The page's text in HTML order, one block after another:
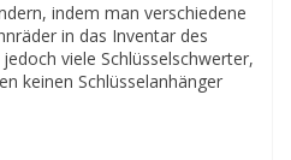
indem man verschiedene
in das Inventar des
viele Schlüsselschwerter,
keinen Schlüsselanhänger